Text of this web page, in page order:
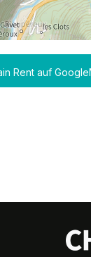
Rent auf